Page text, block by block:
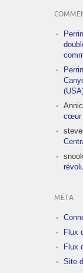
cœur
MÉTA
Flux
Flux
Site